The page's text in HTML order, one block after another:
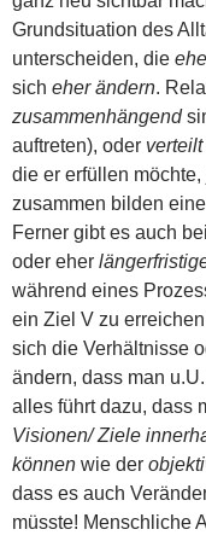
Grundsituation des
unterscheiden, die
sich eher ändern.
zusammenhängend
auftreten), oder
die er erfüllen
zusammen bilden
Ferner gibt es auch
oder eher
während eines
ein Ziel V zu
sich die Verhältnisse
ändern, dass man
alles führt dazu, dass
Visionen/ Ziele
können wie der
dass es auch
müsste! Menschliche